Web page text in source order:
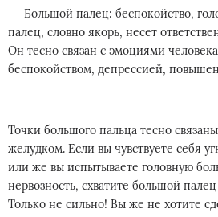
Большой палец: беспокойство,
палец, словно якорь, несет
Он тесно связан с эмоциями
беспокойством, депрессией,
Точки большого пальца тесно
желудком. Если вы чувствуете себя
или же вы испытываете головную
нервозность, схватите большой
Только не сильно! Вы же не хотите